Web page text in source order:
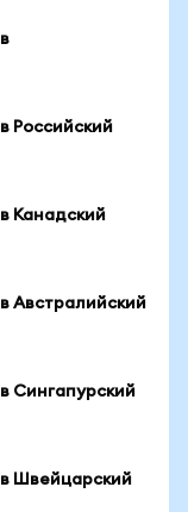
Российский
Канадский
Австралийский
Сингапурский
Швейцарский